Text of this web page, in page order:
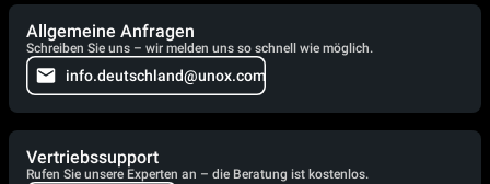
Allgemeine Anfragen
Schreiben Sie uns – wir melden uns so schnell wie möglich.
info.deutschland@unox.com
Vertriebssupport
Rufen Sie unsere Experten an – die Beratung ist kostenlos.